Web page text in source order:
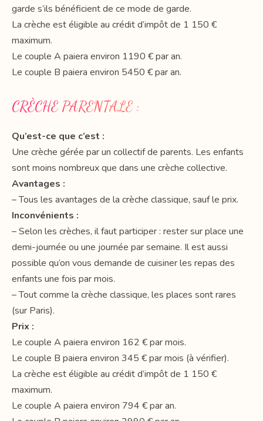
garde s’ils bénéficient de ce mode de garde.
La crèche est éligible au crédit d’impôt de 1 150 €
maximum.
Le couple A paiera environ 1190 € par an.
Le couple B paiera environ 5450 € par an.
CRÈCHE PARENTALE :
Qu’est-ce que c’est :
Une crèche gérée par un collectif de parents. Les enfants
sont moins nombreux que dans une crèche collective.
Avantages :
– Tous les avantages de la crèche classique, sauf le prix.
Inconvénients :
– Selon les crèches, il faut participer : rester sur place une
demi-journée ou une journée par semaine. Il est aussi
possible qu’on vous demande de cuisiner les repas des
enfants une fois par mois.
– Tout comme la crèche classique, les places sont rares
(sur Paris).
Prix :
Le couple A paiera environ 162 € par mois.
Le couple B paiera environ 345 € par mois (à vérifier).
La crèche est éligible au crédit d’impôt de 1 150 €
maximum.
Le couple A paiera environ 794 € par an.